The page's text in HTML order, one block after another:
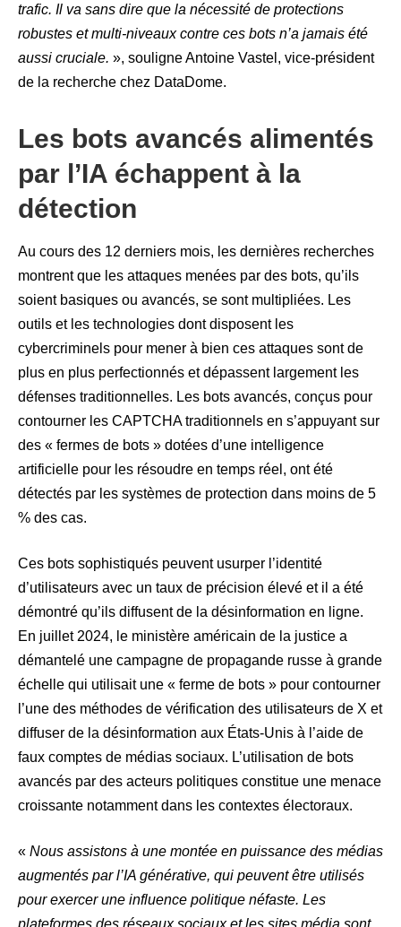
trafic. Il va sans dire que la nécessité de protections
robustes et multi-niveaux contre ces bots n’a jamais été
aussi cruciale. », souligne Antoine Vastel, vice-président
de la recherche chez DataDome.
Les bots avancés alimentés
par l’IA échappent à la
détection
Au cours des 12 derniers mois, les dernières recherches
montrent que les attaques menées par des bots, qu’ils
soient basiques ou avancés, se sont multipliées. Les
outils et les technologies dont disposent les
cybercriminels pour mener à bien ces attaques sont de
plus en plus perfectionnés et dépassent largement les
défenses traditionnelles. Les bots avancés, conçus pour
contourner les CAPTCHA traditionnels en s’appuyant sur
des « fermes de bots » dotées d’une intelligence
artificielle pour les résoudre en temps réel, ont été
détectés par les systèmes de protection dans moins de 5
% des cas.
Ces bots sophistiqués peuvent usurper l’identité
d’utilisateurs avec un taux de précision élevé et il a été
démontré qu’ils diffusent de la désinformation en ligne.
En juillet 2024, le ministère américain de la justice a
démantelé une campagne de propagande russe à grande
échelle qui utilisait une « ferme de bots » pour contourner
l’une des méthodes de vérification des utilisateurs de X et
diffuser de la désinformation aux États-Unis à l’aide de
faux comptes de médias sociaux. L’utilisation de bots
avancés par des acteurs politiques constitue une menace
croissante notamment dans les contextes électoraux.
« Nous assistons à une montée en puissance des médias
augmentés par l’IA générative, qui peuvent être utilisés
pour exercer une influence politique néfaste. Les